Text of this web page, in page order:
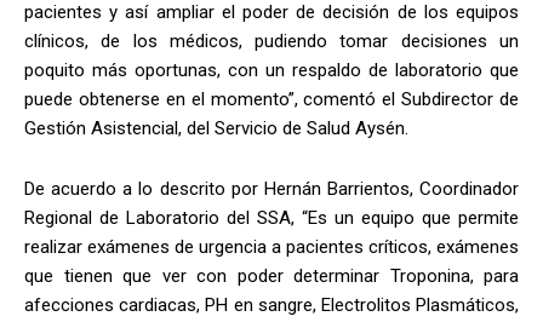
pacientes y así ampliar el poder de decisión de los equipos
clínicos, de los médicos, pudiendo tomar decisiones un
poquito más oportunas, con un respaldo de laboratorio que
puede obtenerse en el momento”, comentó el Subdirector de
Gestión Asistencial, del Servicio de Salud Aysén.
De acuerdo a lo descrito por Hernán Barrientos, Coordinador
Regional de Laboratorio del SSA, “Es un equipo que permite
realizar exámenes de urgencia a pacientes críticos, exámenes
que tienen que ver con poder determinar Troponina, para
afecciones cardiacas, PH en sangre, Electrolitos Plasmáticos,